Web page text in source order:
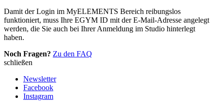
Damit der Login im MyELEMENTS Bereich reibungslos
funktioniert, muss Ihre EGYM ID mit der E-Mail-Adresse angelegt
werden, die Sie auch bei Ihrer Anmeldung im Studio hinterlegt
haben.
Noch Fragen? Zu den FAQ
schließen
Newsletter
Facebook
Instagram